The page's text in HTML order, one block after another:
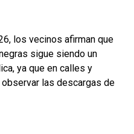
los vecinos afirman que
sigue siendo un
ya que en calles y
las descargas de